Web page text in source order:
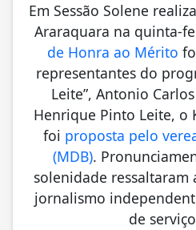
Em Sessão Solene
Araraquara na quinta-
de Honra ao Mérito
representantes do
Leite”, Antonio
Henrique Pinto Leite, o
foi proposta pelo
(MDB).
solenidade
jornalismo
de